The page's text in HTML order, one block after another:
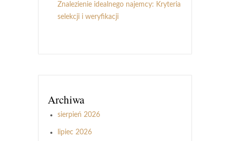
Znalezienie idealnego najemcy: Kryteria
selekcji i weryfikacji
Archiwa
sierpień 2026
lipiec 2026